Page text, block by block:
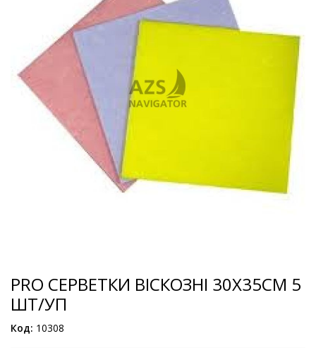
PRO СЕРВЕТКИ ВІСКОЗНІ 30Х35СМ 5
ШТ/УП
Код: 10308